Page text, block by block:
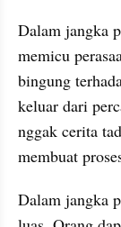
Dalam jangka
memicu
bingung
keluar dari
nggak cerita
membuat
Dalam jangka